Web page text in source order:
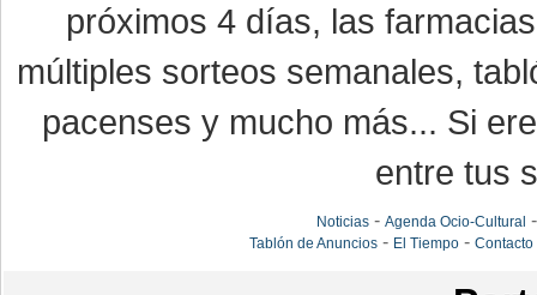
próximos 4 días, las
múltiples sorteos semanales,
pacenses y mucho más... Si
entre tus
Noticias- Agenda Ocio-Cultural
Tablón de Anuncios- El Tiempo- Contacto